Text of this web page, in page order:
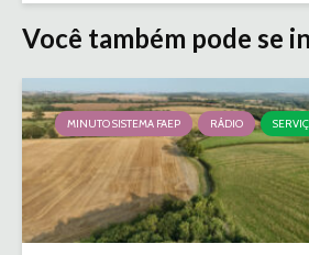
Você também pode se
MINUTO SISTEMA FAEP RÁDIO